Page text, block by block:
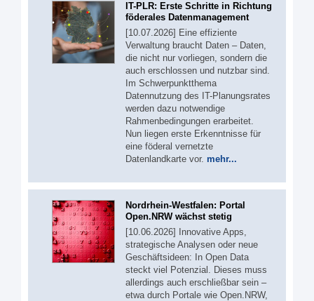
IT-PLR: Erste Schritte in Richtung
föderales Datenmanagement
[10.07.2026] Eine effiziente
Verwaltung braucht Daten – Daten,
die nicht nur vorliegen, sondern die
auch erschlossen und nutzbar sind.
Im Schwerpunktthema
Datennutzung des IT-Planungsrates
werden dazu notwendige
Rahmenbedingungen erarbeitet.
Nun liegen erste Erkenntnisse für
eine föderal vernetzte
Datenlandkarte vor. mehr...
Nordrhein-Westfalen: Portal
Open.NRW wächst stetig
[10.06.2026] Innovative Apps,
strategische Analysen oder neue
Geschäftsideen: In Open Data
steckt viel Potenzial. Dieses muss
allerdings auch erschließbar sein –
etwa durch Portale wie Open.NRW,